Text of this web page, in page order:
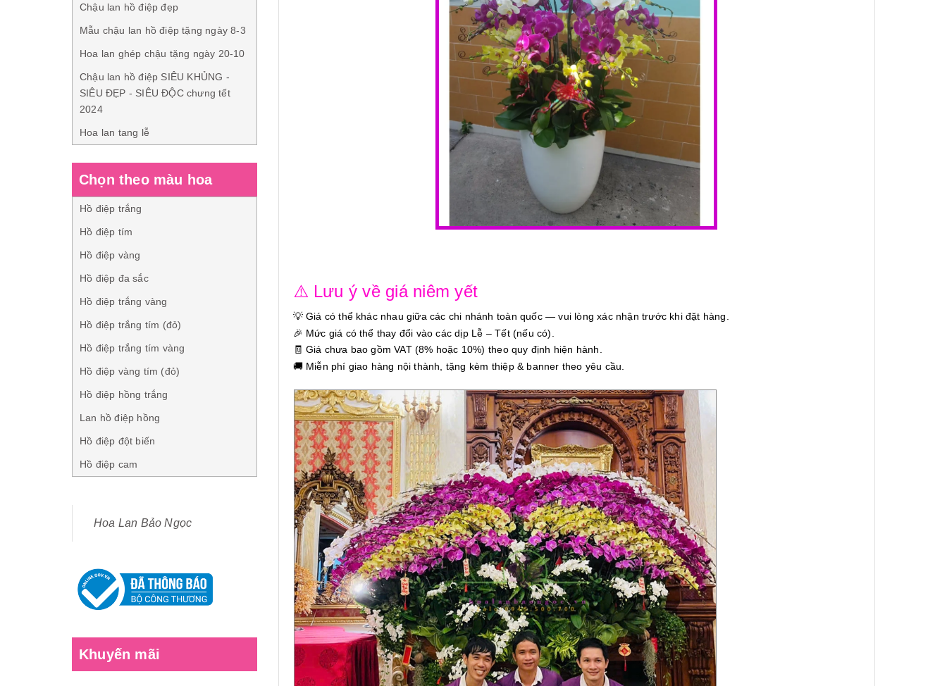
⚠️ Lưu ý về giá niêm yết
💡 Giá có thể khác nhau giữa các chi nhánh toàn quốc — vui lòng xác nhận trước khi đặt hàng.
🎉 Mức giá có thể thay đổi vào các dịp Lễ – Tết (nếu có).
🧾 Giá chưa bao gồm VAT (8% hoặc 10%) theo quy định hiện hành.
🚚 Miễn phí giao hàng nội thành, tặng kèm thiệp & banner theo yêu cầu.
Chậu lan hồ điệp đẹp
Mẫu chậu lan hồ điệp tặng ngày 8-3
Hoa lan ghép chậu tặng ngày 20-10
Chậu lan hồ điệp SIÊU KHỦNG -
SIÊU ĐẸP - SIÊU ĐỘC chưng tết
2024
Hoa lan tang lễ
Chọn theo màu hoa
Hồ điệp trắng
Hồ điệp tím
Hồ điệp vàng
Hồ điệp đa sắc
Hồ điệp trắng vàng
Hồ điệp trắng tím (đỏ)
Hồ điệp trắng tím vàng
Hồ điệp vàng tím (đỏ)
Hồ điệp hồng trắng
Lan hồ điệp hồng
Hồ điệp đột biến
Hồ điệp cam
Hoa Lan Bảo Ngọc
Khuyến mãi